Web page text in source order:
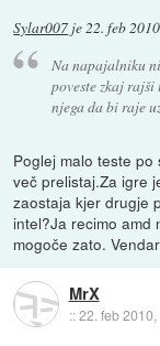
Sylar007 je22. feb
Na napajalniku
poveste zkaj rajši
njega da bi raje
Poglej malo teste
več prelistaj.Za igre
zaostaja kjer drugje
intel?Ja recimo amd
mogoče zato.
MrX
::22. feb 2010,